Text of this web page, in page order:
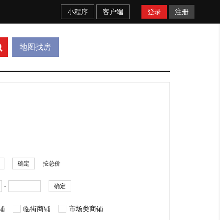
小程序 客户端 登录 注册
地图找房
确定 按总价
- 确定
临街商铺 市场类商铺